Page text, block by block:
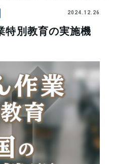
2024.12.26
特別教育の実施機